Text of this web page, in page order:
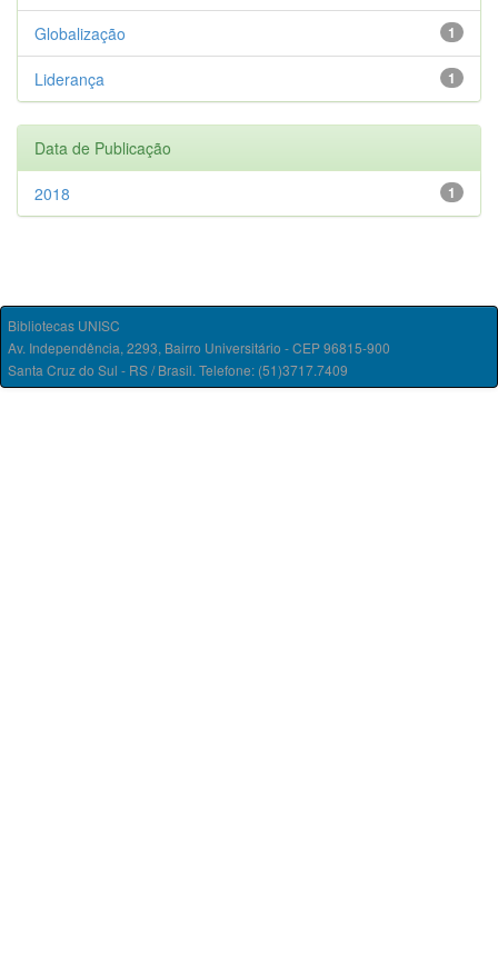
1
Globalização
1
Liderança
Data de Publicação
1
2018
Bibliotecas UNISC
Av. Independência, 2293, Bairro Universitário - CEP 96815-900
Santa Cruz do Sul - RS / Brasil. Telefone: (51)3717.7409